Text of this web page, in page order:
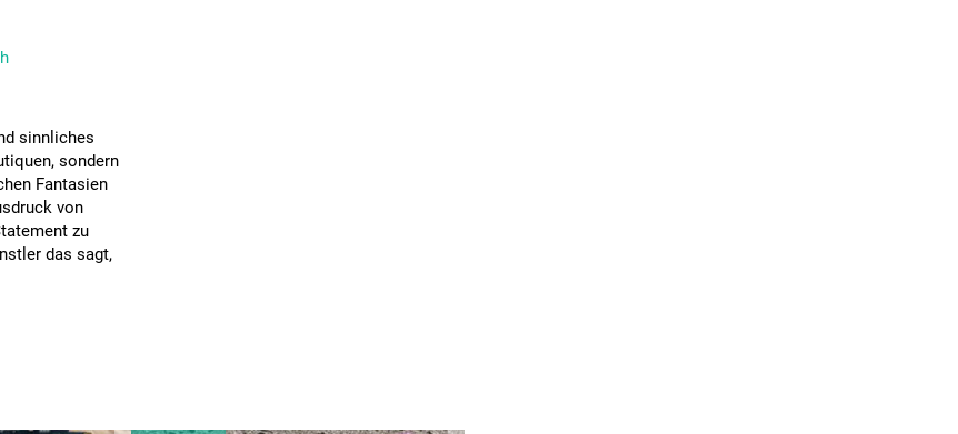
sinnliches
sondern
Fantasien
von
zu
das sagt,